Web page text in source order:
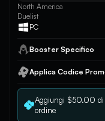
North America
Duelist
PC
Booster Specifico
Applica Codice
Aggiungi $50.00 di
ordine